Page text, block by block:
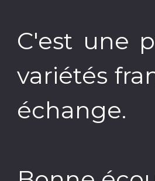
C'est une
variétés
échange.